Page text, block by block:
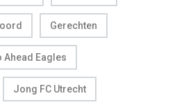
Gerechten
Ahead Eagles
Jong FC Utrecht